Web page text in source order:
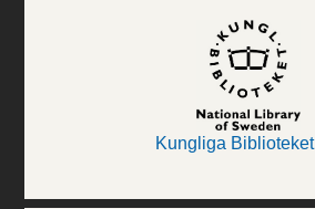
Kungliga Biblioteket